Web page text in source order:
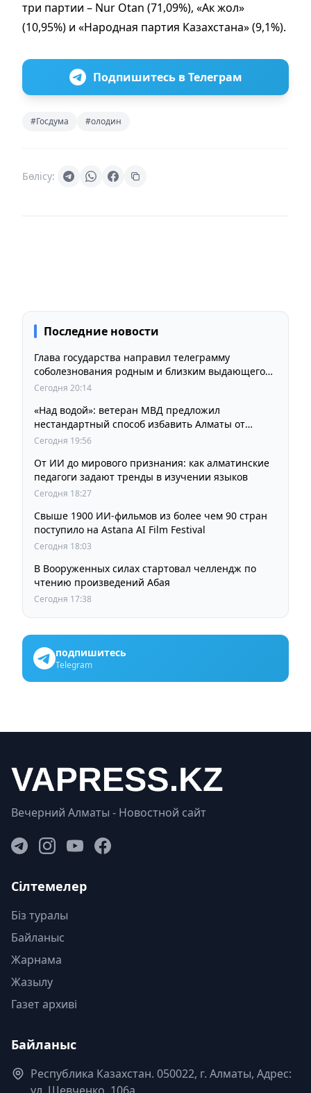
три партии – Nur Otan (71,09%), «Ак жол»
(10,95%) и «Народная партия Казахстана» (9,1%).
Подпишитесь в Телеграм
#Госдума #олодин
Бөлісу:
Последние новости
Глава государства направил телеграмму
соболезнования родным и близким выдающегося
кинорежиссера Ардака Амиркулова
Сегодня 20:14
«Над водой»: ветеран МВД предложил
нестандартный способ избавить Алматы от
пробок и смога
Сегодня 19:56
От ИИ до мирового признания: как алматинские
педагоги задают тренды в изучении языков
Сегодня 18:27
Свыше 1900 ИИ-фильмов из более чем 90 стран
поступило на Astana AI Film Festival
Сегодня 18:03
В Вооруженных силах стартовал челлендж по
чтению произведений Абая
Сегодня 17:38
подпишитесь
Telegram
Вечерний Алматы - Новостной сайт
Сілтемелер
Біз туралы
Байланыс
Жарнама
Жазылу
Газет архиві
Байланыс
Республика Казахстан. 050022, г. Алматы, Адрес: